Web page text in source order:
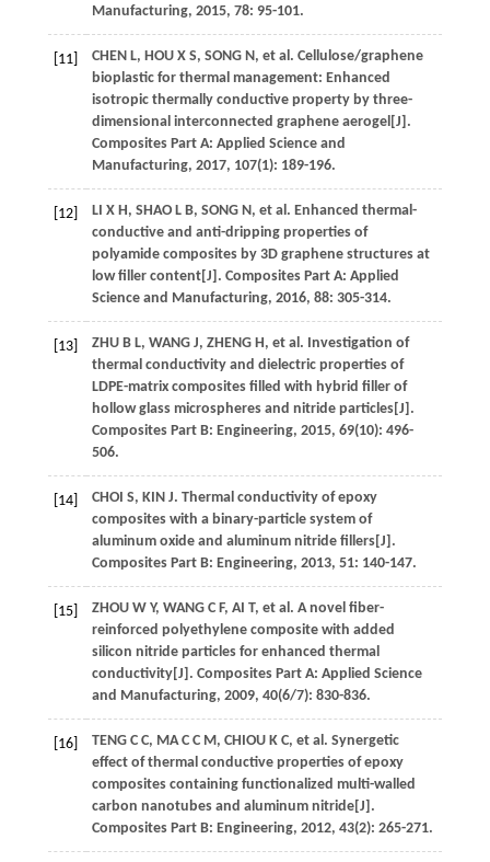
Manufacturing, 2015, 78: 95-101.
[11] CHEN L, HOU X S, SONG N, et al. Cellulose/graphene
bioplastic for thermal management: Enhanced
isotropic thermally conductive property by three-
dimensional interconnected graphene aerogel[J].
Composites Part A: Applied Science and
Manufacturing, 2017, 107(1): 189-196.
[12] LI X H, SHAO L B, SONG N, et al. Enhanced thermal-
conductive and anti-dripping properties of
polyamide composites by 3D graphene structures at
low filler content[J]. Composites Part A: Applied
Science and Manufacturing, 2016, 88: 305-314.
[13] ZHU B L, WANG J, ZHENG H, et al. Investigation of
thermal conductivity and dielectric properties of
LDPE-matrix composites filled with hybrid filler of
hollow glass microspheres and nitride particles[J].
Composites Part B: Engineering, 2015, 69(10): 496-
506.
[14] CHOI S, KIN J. Thermal conductivity of epoxy
composites with a binary-particle system of
aluminum oxide and aluminum nitride fillers[J].
Composites Part B: Engineering, 2013, 51: 140-147.
[15] ZHOU W Y, WANG C F, AI T, et al. A novel fiber-
reinforced polyethylene composite with added
silicon nitride particles for enhanced thermal
conductivity[J]. Composites Part A: Applied Science
and Manufacturing, 2009, 40(6/7): 830-836.
[16] TENG C C, MA C C M, CHIOU K C, et al. Synergetic
effect of thermal conductive properties of epoxy
composites containing functionalized multi-walled
carbon nanotubes and aluminum nitride[J].
Composites Part B: Engineering, 2012, 43(2): 265-271.